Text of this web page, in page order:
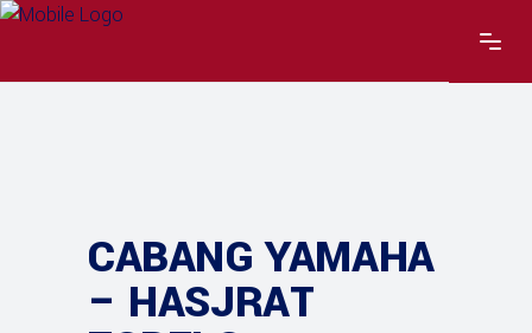
CABANG YAMAHA
– HASJRAT